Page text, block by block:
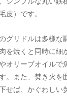
皮）です。
グリドルは多様な
を焼くと同時に細
オリーブオイルで
。また、焚き火を
せば、かぐわしい